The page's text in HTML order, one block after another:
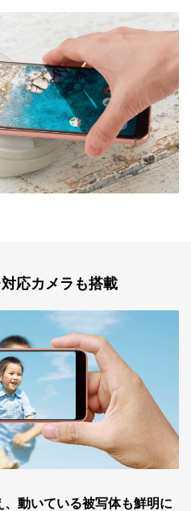
応カメラも搭載
動いている被写体も鮮明に